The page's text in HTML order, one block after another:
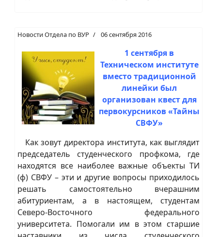
Новости Отдела по ВУР 06 сентября 2016
1 сентября в
Техническом институте
вместо традиционной
линейки был
организован квест для
первокурсников «Тайны
СВФУ»
Как зовут директора института, как выглядит
председатель студенческого профкома, где
находятся все наиболее важные объекты ТИ
(ф) СВФУ – эти и другие вопросы приходилось
решать самостоятельно вчерашним
абитуриентам, а в настоящем, студентам
Северо-Восточного федерального
университета. Помогали им в этом старшие